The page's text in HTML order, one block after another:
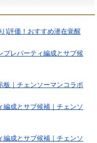
)評価！おすすめ潜在覚醒
プレパーティ編成とサブ候
板｜チェンソーマンコラボ
編成とサブ候補｜チェンソ
編成とサブ候補｜チェンソ